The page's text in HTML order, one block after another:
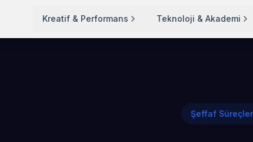
Kreatif & Performans Teknoloji & Akademi
Şeffaf Süreçler